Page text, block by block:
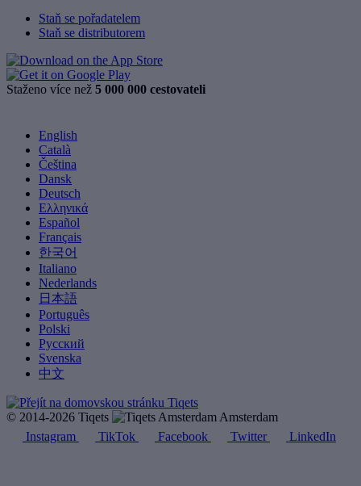
Staň se pořadatelem
Staň se distributorem
Staženo více než 5 000 000 cestovateli
English
Català
Čeština
Dansk
Deutsch
Ελληνικά
Español
Français
한국어
Italiano
Nederlands
日本語
Português
Polski
Русский
Svenska
中文
© 2014-2026 Tiqets
Amsterdam
Instagram
TikTok Facebook Twitter LinkedIn